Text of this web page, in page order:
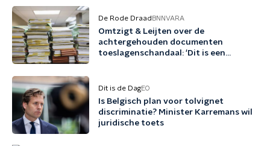
De Rode Draad BNNVARA
Omtzigt & Leijten over de
achtergehouden documenten
toeslagenschandaal: 'Dit is een
Dit is de DagEO
Is Belgisch plan voor tolvignet
discriminatie? Minister Karremans wil
juridische toets